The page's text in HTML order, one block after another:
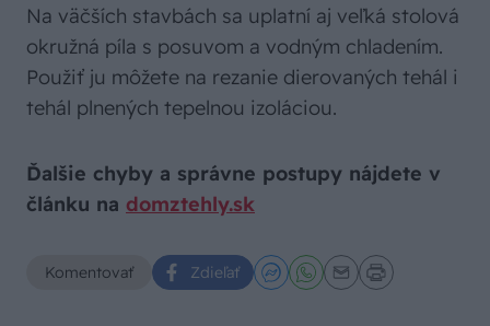
Na väčších stavbách sa uplatní aj veľká stolová
okružná píla s posuvom a vodným chladením.
Použiť ju môžete na rezanie dierovaných tehál i
tehál plnených tepelnou izoláciou.
Ďalšie chyby a správne postupy nájdete v
článku na domztehly.sk
Komentovať Zdieľať